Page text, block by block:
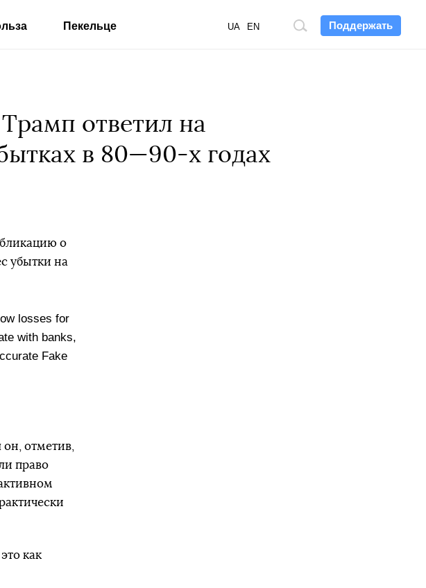
Поддержать
Поиск
UA EN
Пекельце
ответил на
в 80—90-х годах
о
убытки на
losses for
with banks,
Fake
отметив,
право
как